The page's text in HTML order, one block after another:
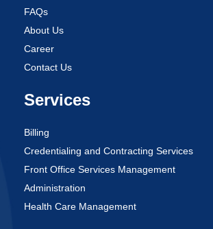
FAQs
About Us
Career
Contact Us
Services
Billing
Credentialing and Contracting Services
Front Office Services Management
Administration
Health Care Management